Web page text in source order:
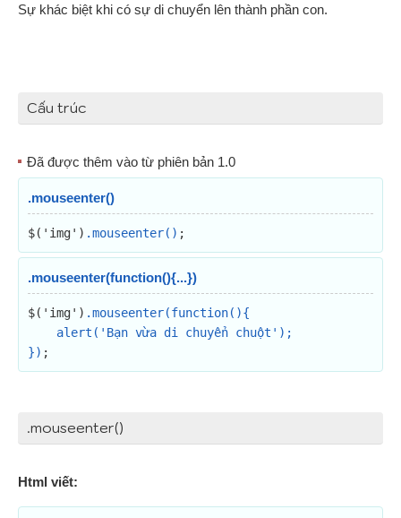
Sự khác biệt khi có sự di chuyển lên thành phần con.
Cấu trúc
Đã được thêm vào từ phiên bản 1.0
.mouseenter()
$('img') .mouseenter() ;
.mouseenter(function(){...})
$('img') .mouseenter(function(){
}) ;
.mouseenter()
Html viết: